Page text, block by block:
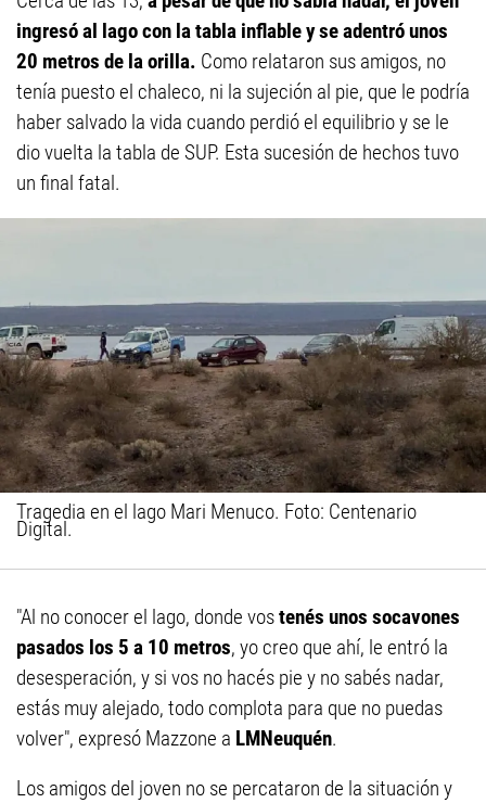
ingresó al lago con la tabla inflable y se adentró unos
20 metros de la orilla. Como relataron sus amigos, no
tenía puesto el chaleco, ni la sujeción al pie, que le podría
haber salvado la vida cuando perdió el equilibrio y se le
dio vuelta la tabla de SUP. Esta sucesión de hechos tuvo
un final fatal.
Tragedia en el lago Mari Menuco. Foto: Centenario
Digital.
"Al no conocer el lago, donde vostenés unos socavones
pasados los 5 a 10 metros, yo creo que ahí, le entró la
desesperación, y si vos no hacés pie y no sabés nadar,
estás muy alejado, todo complota para que no puedas
volver", expresó Mazzone a LMNeuquén.
Los amigos del joven no se percataron de la situación y